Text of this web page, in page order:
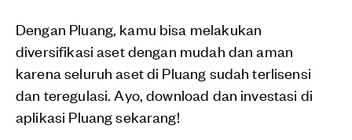
Dengan Pluang, kamu bisa melakukan
diversifikasi aset dengan mudah dan aman
karena seluruh aset di Pluang sudah terlisensi
dan teregulasi. Ayo, download dan investasi di
aplikasi Pluang sekarang!